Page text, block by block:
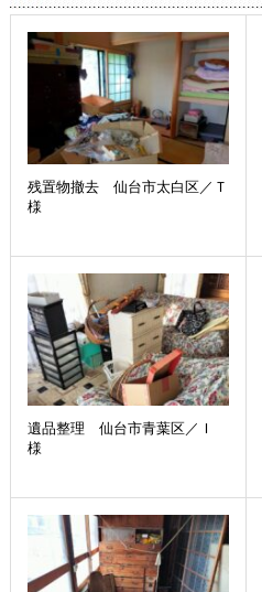
残置物撤去 仙台市太白区／Ｔ
様
遺品整理 仙台市青葉区／Ｉ
様